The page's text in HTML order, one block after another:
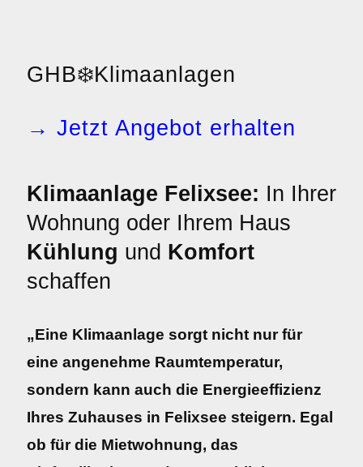
GHB❄️Klimaanlagen
→ Jetzt Angebot erhalten
Klimaanlage Felixsee: In Ihrer
Wohnung oder Ihrem Haus
Kühlung und Komfort
schaffen
„Eine Klimaanlage sorgt nicht nur für
eine angenehme Raumtemperatur,
sondern kann auch die Energieeffizienz
Ihres Zuhauses in Felixsee steigern. Egal
ob für die Mietwohnung, das